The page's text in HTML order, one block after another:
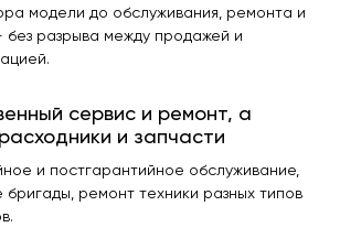
модели до обслуживания, ремонта и
без разрыва между продажей и
сервис и ремонт, а
и запчасти
и постгарантийное обслуживание,
бригады, ремонт техники разных типов